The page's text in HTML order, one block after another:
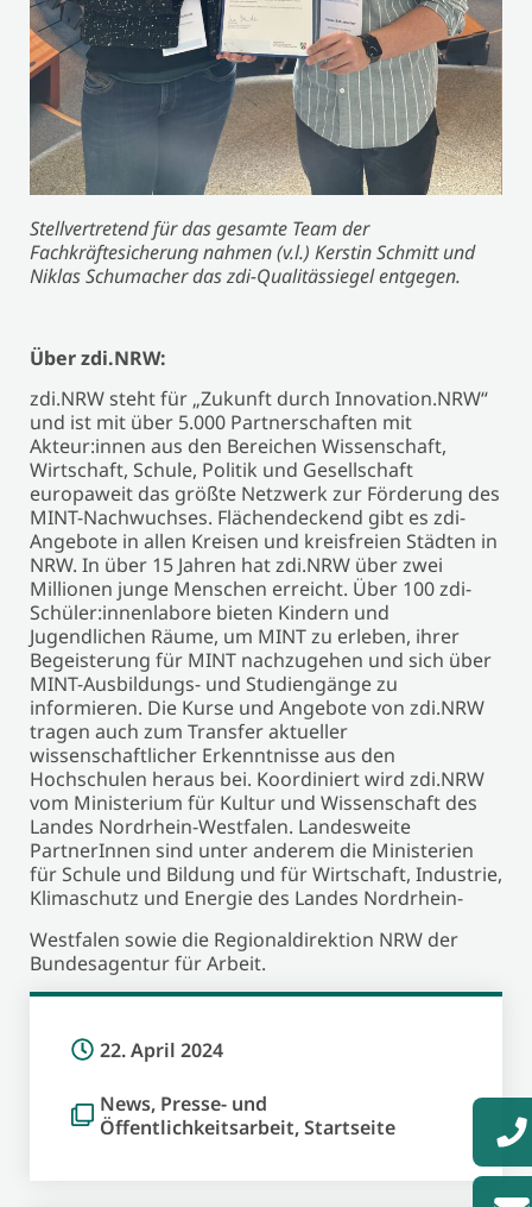
Stellvertretend für das gesamte Team der
Fachkräftesicherung nahmen (v.l.) Kerstin Schmitt und
Niklas Schumacher das zdi-Qualitässiegel entgegen.
Über zdi.NRW:
zdi.NRW steht für „Zukunft durch Innovation.NRW“
und ist mit über 5.000 Partnerschaften mit
Akteur:innen aus den Bereichen Wissenschaft,
Wirtschaft, Schule, Politik und Gesellschaft
europaweit das größte Netzwerk zur Förderung des
MINT-Nachwuchses. Flächendeckend gibt es zdi-
Angebote in allen Kreisen und kreisfreien Städten in
NRW. In über 15 Jahren hat zdi.NRW über zwei
Millionen junge Menschen erreicht. Über 100 zdi-
Schüler:innenlabore bieten Kindern und
Jugendlichen Räume, um MINT zu erleben, ihrer
Begeisterung für MINT nachzugehen und sich über
MINT-Ausbildungs- und Studiengänge zu
informieren. Die Kurse und Angebote von zdi.NRW
tragen auch zum Transfer aktueller
wissenschaftlicher Erkenntnisse aus den
Hochschulen heraus bei. Koordiniert wird zdi.NRW
vom Ministerium für Kultur und Wissenschaft des
Landes Nordrhein-Westfalen. Landesweite
PartnerInnen sind unter anderem die Ministerien
für Schule und Bildung und für Wirtschaft, Industrie,
Klimaschutz und Energie des Landes Nordrhein-
Westfalen sowie die Regionaldirektion NRW der
Bundesagentur für Arbeit.
22. April 2024
News, Presse- und
Öffentlichkeitsarbeit,Startseite